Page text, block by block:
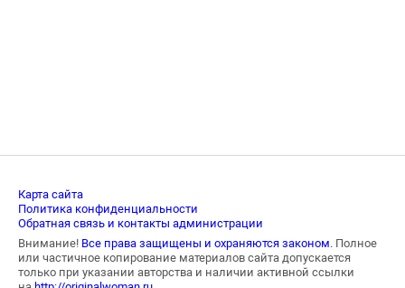
Карта сайта
Политика конфиденциальности
Обратная связь и контакты администрации
Внимание! Все права защищены и охраняются законом. Полное
или частичное копирование материалов сайта допускается
только при указании авторства и наличии активной ссылки